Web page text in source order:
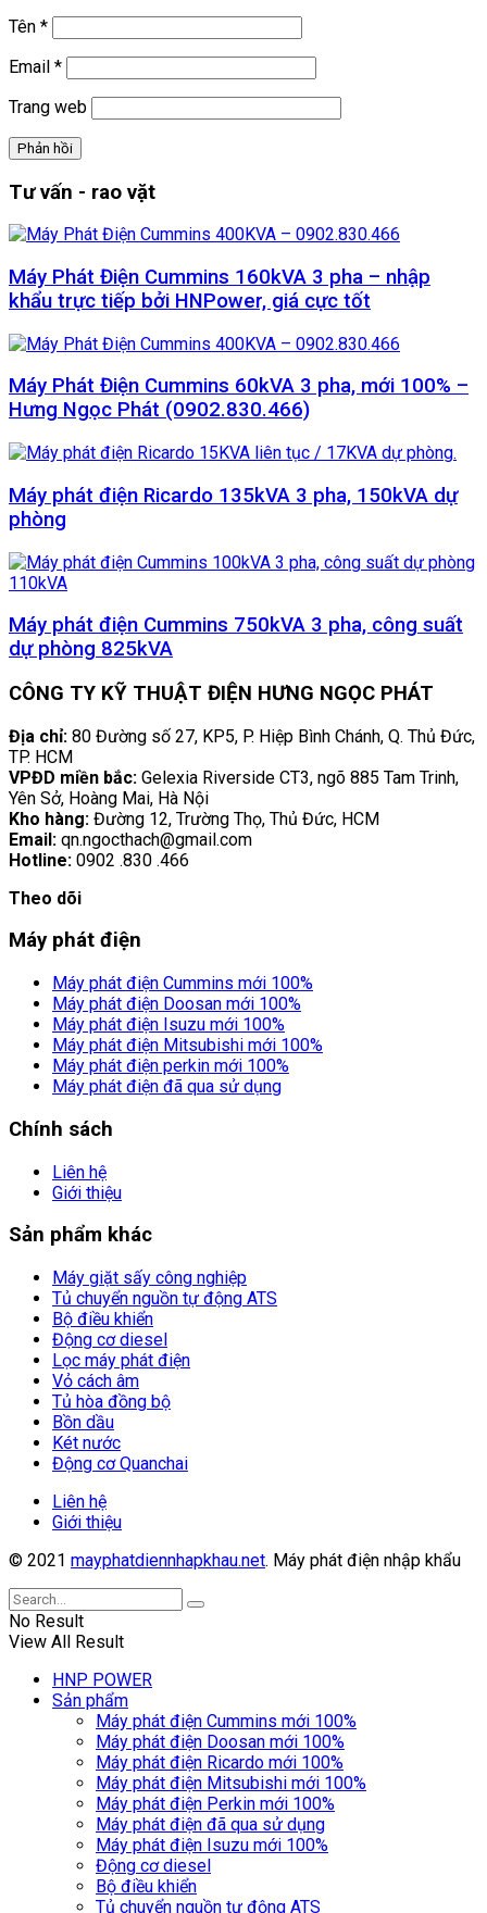
Tên *
Email *
Trang web
Tư vấn - rao vặt
Máy Phát Điện Cummins 160kVA 3 pha – nhập
khẩu trực tiếp bởi HNPower, giá cực tốt
Máy Phát Điện Cummins 60kVA 3 pha, mới 100% –
Hưng Ngọc Phát (0902.830.466)
Máy phát điện Ricardo 135kVA 3 pha, 150kVA dự
phòng
Máy phát điện Cummins 750kVA 3 pha, công suất
dự phòng 825kVA
CÔNG TY KỸ THUẬT ĐIỆN HƯNG NGỌC PHÁT
Địa chỉ: 80 Đường số 27, KP5, P. Hiệp Bình Chánh, Q. Thủ Đức,
TP. HCM
VPĐD miền bắc: Gelexia Riverside CT3, ngõ 885 Tam Trinh,
Yên Sở, Hoàng Mai, Hà Nội
Kho hàng: Đường 12, Trường Thọ, Thủ Đức, HCM
Email: qn.ngocthach@gmail.com
Hotline: 0902 .830 .466
Theo dõi
Máy phát điện
Máy phát điện Cummins mới 100%
Máy phát điện Doosan mới 100%
Máy phát điện Isuzu mới 100%
Máy phát điện Mitsubishi mới 100%
Máy phát điện perkin mới 100%
Máy phát điện đã qua sử dụng
Chính sách
Liên hệ
Giới thiệu
Sản phẩm khác
Máy giặt sấy công nghiệp
Tủ chuyển nguồn tự động ATS
Bộ điều khiển
Động cơ diesel
Lọc máy phát điện
Vỏ cách âm
Tủ hòa đồng bộ
Bồn dầu
Két nước
Động cơ Quanchai
Liên hệ
Giới thiệu
© 2021 mayphatdiennhapkhau.net. Máy phát điện nhập khẩu
No Result
View All Result
HNP POWER
Sản phẩm
Máy phát điện Cummins mới 100%
Máy phát điện Doosan mới 100%
Máy phát điện Ricardo mới 100%
Máy phát điện Mitsubishi mới 100%
Máy phát điện Perkin mới 100%
Máy phát điện đã qua sử dụng
Máy phát điện Isuzu mới 100%
Động cơ diesel
Bộ điều khiển
Tủ chuyển nguồn tự động ATS